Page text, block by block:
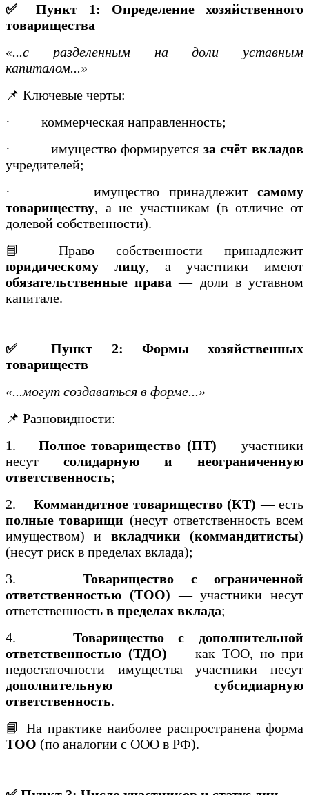
✅ Пункт 1: Определение хозяйственного
товарищества
«...с разделенным на доли уставным
капиталом...»
📌 Ключевые черты:
· коммерческая направленность;
· имущество формируется за счёт вкладов
учредителей;
·имущество принадлежитсамому
товариществу, а не участникам (в отличие от
долевой собственности).
📘 Право собственности принадлежит
юридическому лицу, а участники имеют
обязательственные права — доли в уставном
капитале.
✅ Пункт 2: Формы хозяйственных
товариществ
«...могут создаваться в форме...»
📌 Разновидности:
1. Полное товарищество (ПТ) — участники
несут солидарную и неограниченную
ответственность;
2. Коммандитное товарищество (КТ) — есть
полные товарищи (несут ответственность всем
имуществом) и вкладчики (коммандитисты)
(несут риск в пределах вклада);
3.Товарищество с ограниченной
ответственностью (ТОО) — участники несут
ответственность в пределах вклада;
4. Товарищество с дополнительной
ответственностью (ТДО) — как ТОО, но при
недостаточности имущества участники несут
дополнительную субсидиарную
ответственность.
📘 На практике наиболее распространена форма
ТОО (по аналогии с ООО в РФ).